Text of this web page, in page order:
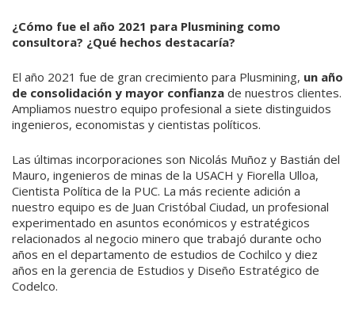
¿Cómo fue el año 2021 para Plusmining como
consultora? ¿Qué hechos destacaría?
El año 2021 fue de gran crecimiento para Plusmining, un año
de consolidación y mayor confianza de nuestros clientes.
Ampliamos nuestro equipo profesional a siete distinguidos
ingenieros, economistas y cientistas políticos.
Las últimas incorporaciones son Nicolás Muñoz y Bastián del
Mauro, ingenieros de minas de la USACH y Fiorella Ulloa,
Cientista Política de la PUC. La más reciente adición a
nuestro equipo es de Juan Cristóbal Ciudad, un profesional
experimentado en asuntos económicos y estratégicos
relacionados al negocio minero que trabajó durante ocho
años en el departamento de estudios de Cochilco y diez
años en la gerencia de Estudios y Diseño Estratégico de
Codelco.